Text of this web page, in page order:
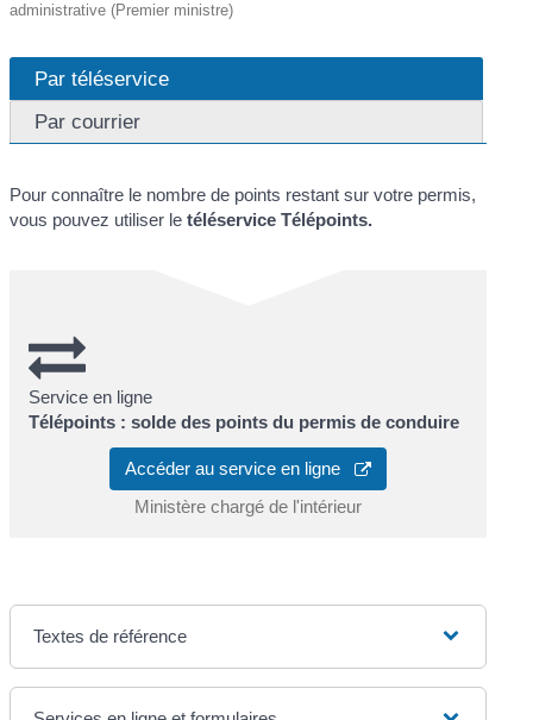
administrative (Premier ministre)
Par téléservice
Par courrier
Pour connaître le nombre de points restant sur votre permis,
vous pouvez utiliser letéléserviceTélépoints.
Service en ligne
Télépoints : solde des points du permis de conduire
Accéder au service en ligne
Ministère chargé de l'intérieur
Textes de référence